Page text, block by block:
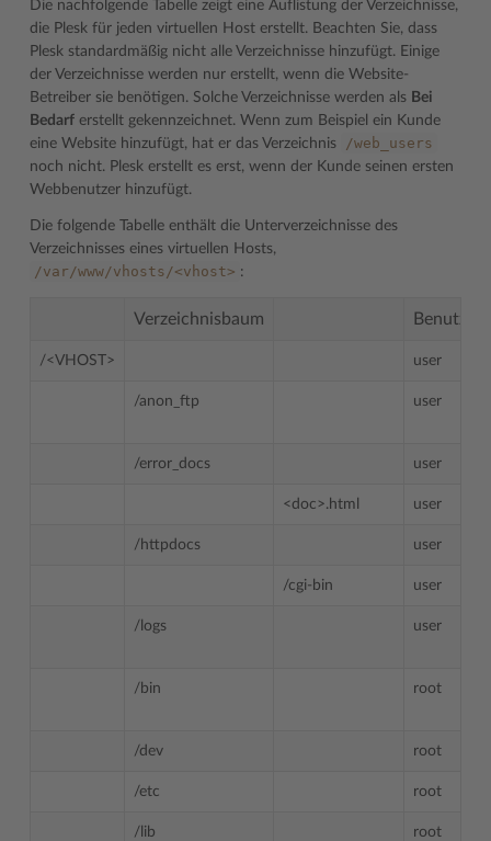
Die nachfolgende Tabelle zeigt eine Auflistung der Verzeichnisse,
die Plesk für jeden virtuellen Host erstellt. Beachten Sie, dass
Plesk standardmäßig nicht alle Verzeichnisse hinzufügt. Einige
der Verzeichnisse werden nur erstellt, wenn die Website-
Betreiber sie benötigen. Solche Verzeichnisse werden als Bei
Bedarf erstellt gekennzeichnet. Wenn zum Beispiel ein Kunde
eine Website hinzufügt, hat er das Verzeichnis
/web_users
noch nicht. Plesk erstellt es erst, wenn der Kunde seinen ersten
Webbenutzer hinzufügt.
Die folgende Tabelle enthält die Unterverzeichnisse des
Verzeichnisses eines virtuellen Hosts,
/var/www/vhosts/<vhost> :
Verzeichnisbaum Benutzer
/<VHOST> user
/anon_ftp user
/error_docs user
<doc>.html user
/httpdocs user
/cgi-bin user
/logs user
/bin root
/dev root
/etc root
/lib root